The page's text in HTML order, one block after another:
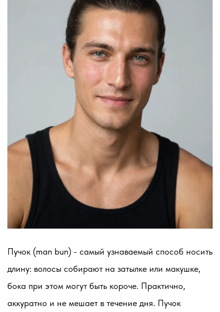
Пучок (man bun) - самый узнаваемый способ носить
длину: волосы собирают на затылке или макушке,
бока при этом могут быть короче. Практично,
аккуратно и не мешает в течение дня. Пучок